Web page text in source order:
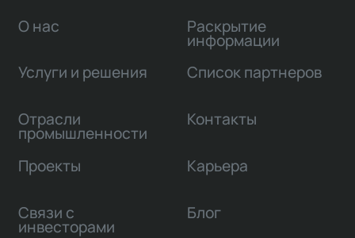
О нас
Услуги и решения
Отрасли
промышленности
Проекты
Связи с
инвесторами
Раскрытие
информации
Список партнеров
Контакты
Карьера
Блог